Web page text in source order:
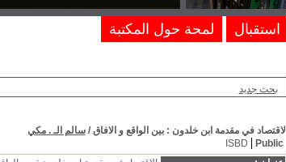
بحث جديد
الاقتصاد في مقدمة ابن خلدون : بين الواقع و الافاق /سالم الـ . مكي
Public
ISBD
استقبال لمحة حول المكتبة